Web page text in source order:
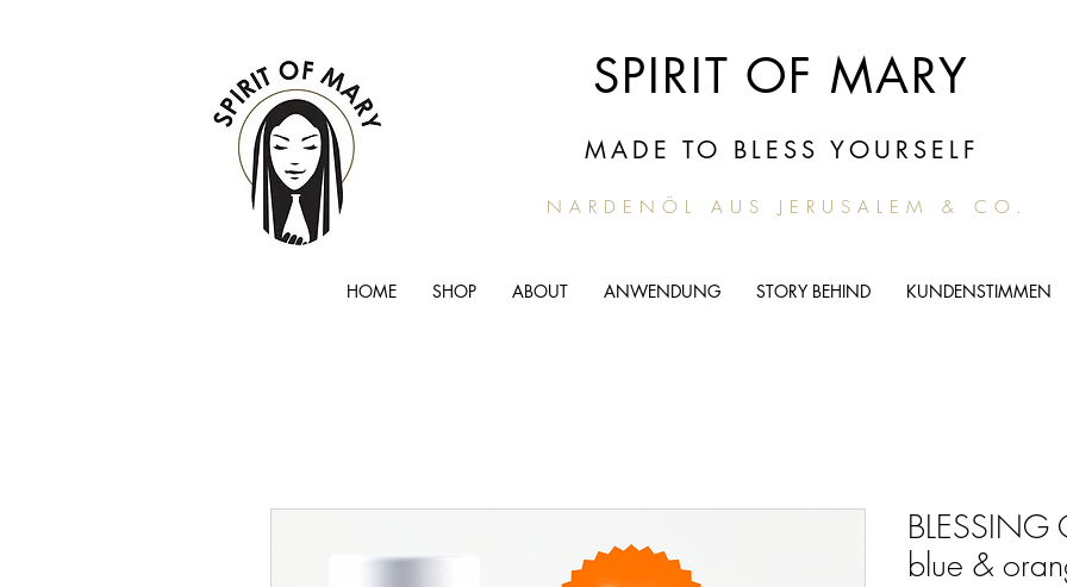
SPIRIT OF MARY
MADE TO BLESS YOURSELF
NARDENÖL AUS JERUSALEM & CO.
HOME SHOP ABOUT ANWENDUNG STORY BEHIND KUNDENSTIMMEN
BLESSING
blue &